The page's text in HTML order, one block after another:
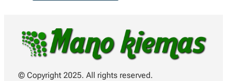
© Copyright 2025. All rights reserved.